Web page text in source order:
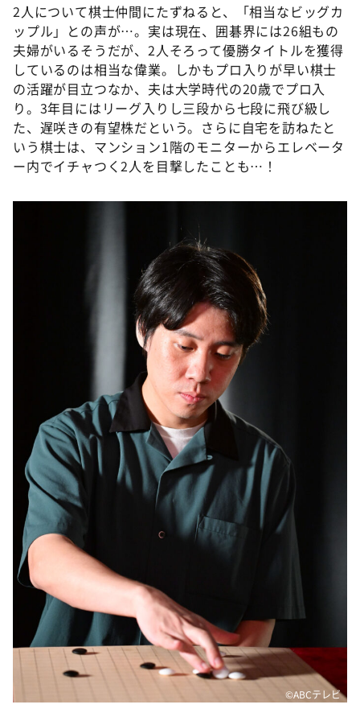
2人について棋士仲間にたずねると、「相当なビッグカ
ップル」との声が…。実は現在、囲碁界には26組もの
夫婦がいるそうだが、2人そろって優勝タイトルを獲得
しているのは相当な偉業。しかもプロ入りが早い棋士
の活躍が目立つなか、夫は大学時代の20歳でプロ入
り。3年目にはリーグ入りし三段から七段に飛び級し
た、遅咲きの有望株だという。さらに自宅を訪ねたと
いう棋士は、マンション1階のモニターからエレベータ
ー内でイチャつく2人を目撃したことも…！
©ABCテレビ